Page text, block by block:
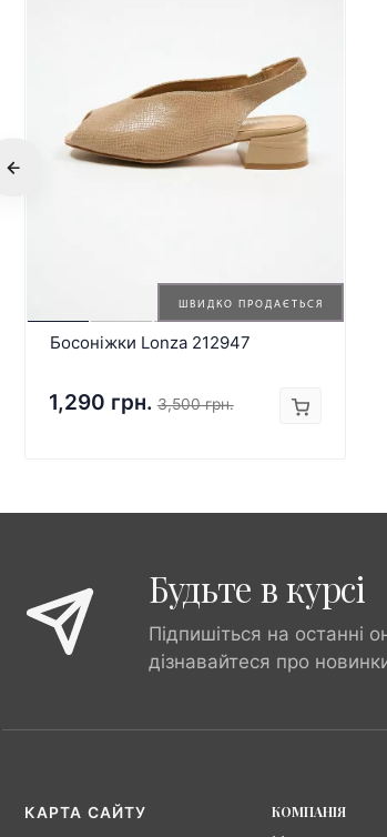
ШВИДКО ПРОДАЄТЬСЯ
Босоніжки Lonza 212947
1,290 грн. 3,500 грн.
Будьте в курсі
Підпишіться на останні
дізнавайтеся про
КАРТА САЙТУ
КОМПАНІЯ